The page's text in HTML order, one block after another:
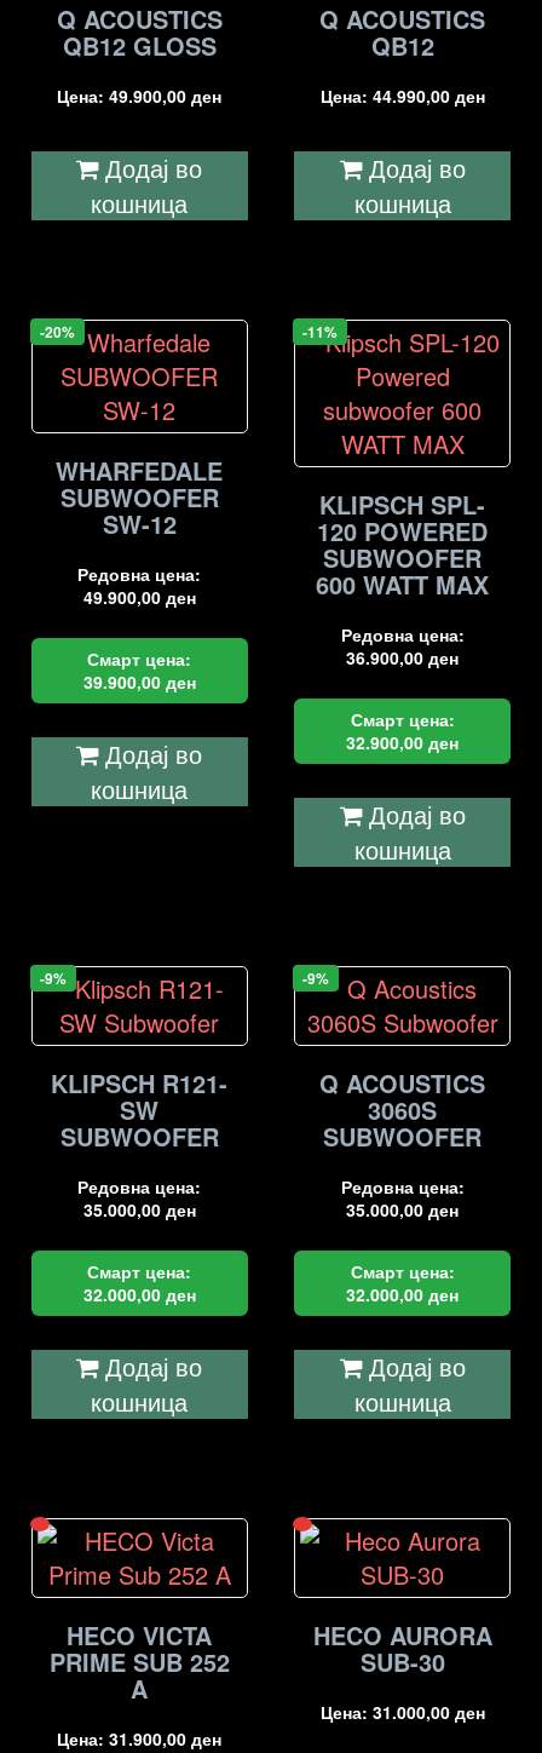
Q ACOUSTICS
QB12 GLOSS
Цена:49.900,00ден
Додај во
кошница
Q ACOUSTICS
QB12
Цена: 44.990,00 ден
Додај во
кошница
-20%
WHARFEDALE
SUBWOOFER
SW-12
Редовна цена:
49.900,00 ден
Смарт цена:
39.900,00 ден
Додај во
кошница
-11%
KLIPSCH SPL-
120 POWERED
SUBWOOFER
600 WATT MAX
Редовна цена:
36.900,00ден
Смарт цена:
32.900,00ден
Додај во
кошница
-9%
KLIPSCH R121-
SW
SUBWOOFER
Редовна цена:
35.000,00 ден
Смарт цена:
32.000,00 ден
Додај во
кошница
-9%
Q ACOUSTICS
3060S
SUBWOOFER
Редовна цена:
35.000,00ден
Смарт цена:
32.000,00ден
Додај во
кошница
HECO VICTA
PRIME SUB 252
A
Цена:31.900,00ден
HECO AURORA
SUB-30
Цена: 31.000,00 ден